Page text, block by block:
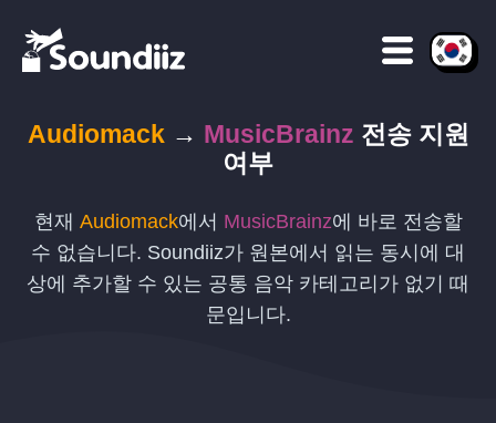
Audiomack→ MusicBrainz 전송 지원
여부
현재 Audiomack에서 MusicBrainz에 바로 전송할
수 없습니다. Soundiiz가 원본에서 읽는 동시에 대
상에 추가할 수 있는 공통 음악 카테고리가 없기 때
문입니다.